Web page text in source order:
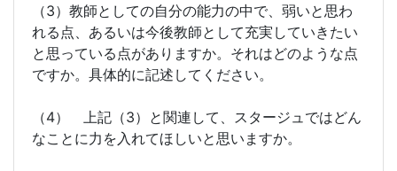
（3）教師としての自分の能力の中で、弱いと思わ
れる点、あるいは今後教師として充実していきたい
と思っている点がありますか。それはどのような点
ですか。具体的に記述してください。
（4） 上記（3）と関連して、スタージュではどん
なことに力を入れてほしいと思いますか。